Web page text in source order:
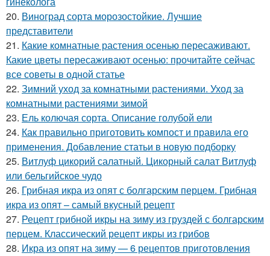
20. Виноград сорта морозостойкие. Лучшие
представители
21. Какие комнатные растения осенью пересаживают.
Какие цветы пересаживают осенью: прочитайте сейчас
все советы в одной статье
22. Зимний уход за комнатными растениями. Уход за
комнатными растениями зимой
23. Ель колючая сорта. Описание голубой ели
24. Как правильно приготовить компост и правила его
применения. Добавление статьи в новую подборку
25. Витлуф цикорий салатный. Цикорный салат Витлуф
или бельгийское чудо
26. Грибная икра из опят с болгарским перцем. Грибная
икра из опят – самый вкусный рецепт
27. Рецепт грибной икры на зиму из груздей с болгарским
перцем. Классический рецепт икры из грибов
28. Икра из опят на зиму — 6 рецептов приготовления